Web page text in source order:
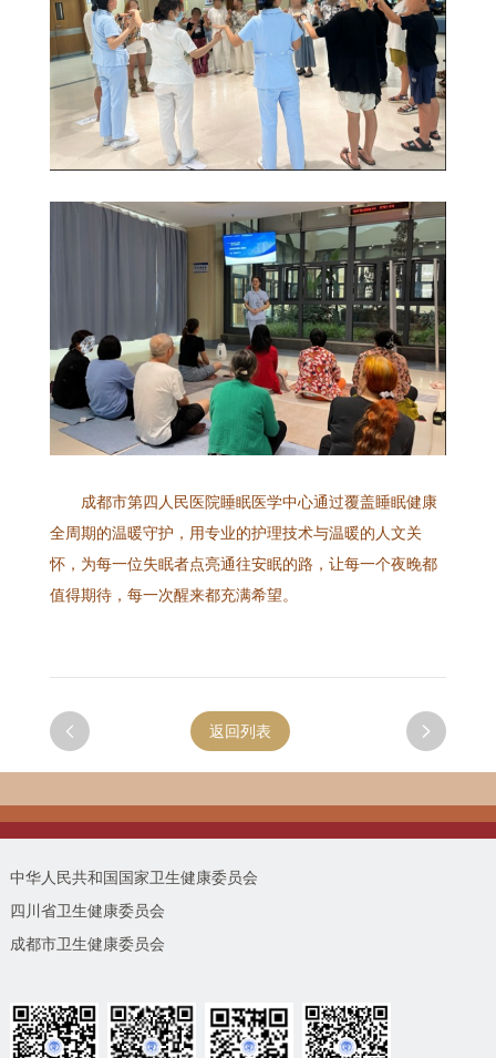
成都市第四人民医院睡眠医学中心通过覆盖睡眠健康
全周期的温暖守护，用专业的护理技术与温暖的人文关
怀，为每一位失眠者点亮通往安眠的路，让每一个夜晚都
值得期待，每一次醒来都充满希望。
 
返回列表
中华人民共和国国家卫生健康委员会
四川省卫生健康委员会
成都市卫生健康委员会